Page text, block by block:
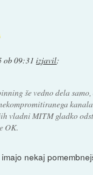
ob 09:31 izjavil:
še vedno dela
vladni MITM gladko
OK.
nekaj